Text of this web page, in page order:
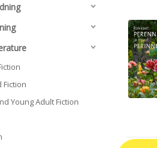
Fiction
Young Adult Fiction